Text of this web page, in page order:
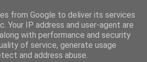
from Google to deliver its services
Your IP address and user-agent are
with performance and security
of service, generate usage
and address abuse.